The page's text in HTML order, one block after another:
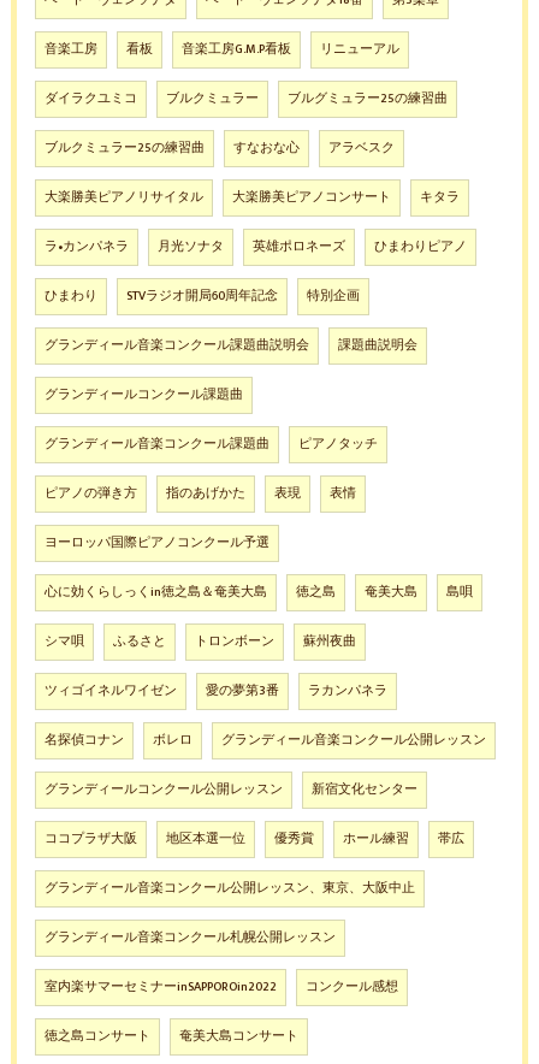
音楽工房 看板 音楽工房G.M.P看板 リニューアル
ダイラクユミコ ブルクミュラー ブルグミュラー25の練習曲
ブルクミュラー25の練習曲 すなおな心 アラベスク
大楽勝美ピアノリサイタル 大楽勝美ピアノコンサート キタラ
ラ•カンパネラ 月光ソナタ 英雄ポロネーズ ひまわりピアノ
ひまわり STVラジオ開局60周年記念 特別企画
グランディール音楽コンクール課題曲説明会 課題曲説明会
グランディールコンクール課題曲
グランディール音楽コンクール課題曲 ピアノタッチ
ピアノの弾き方 指のあげかた 表現 表情
ヨーロッパ国際ピアノコンクール予選
心に効くらしっくin徳之島＆奄美大島 徳之島 奄美大島 島唄
シマ唄 ふるさと トロンボーン 蘇州夜曲
ツィゴイネルワイゼン 愛の夢第3番 ラカンパネラ
名探偵コナン ボレロ グランディール音楽コンクール公開レッスン
グランディールコンクール公開レッスン 新宿文化センター
ココプラザ大阪 地区本選一位 優秀賞 ホール練習 帯広
グランディール音楽コンクール公開レッスン、東京、大阪中止
グランディール音楽コンクール札幌公開レッスン
室内楽サマーセミナーinSAPPOROin2022 コンクール感想
徳之島コンサート 奄美大島コンサート